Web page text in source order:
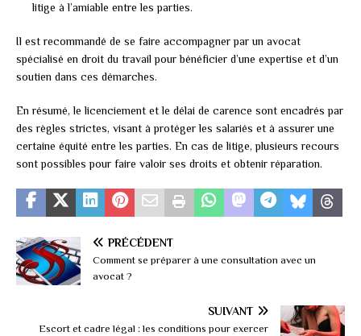
litige à l’amiable entre les parties.
Il est recommandé de se faire accompagner par un avocat
spécialisé en droit du travail pour bénéficier d’une expertise et d’un
soutien dans ces démarches.
En résumé, le licenciement et le délai de carence sont encadrés par
des règles strictes, visant à protéger les salariés et à assurer une
certaine équité entre les parties. En cas de litige, plusieurs recours
sont possibles pour faire valoir ses droits et obtenir réparation.
PRÉCÉDENT
Comment se préparer à une consultation avec un
avocat ?
SUIVANT
Escort et cadre légal : les conditions pour exercer